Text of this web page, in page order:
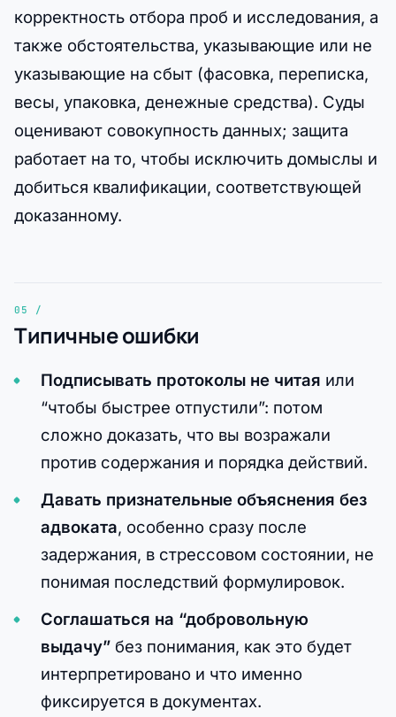
корректность отбора проб и исследования, а
также обстоятельства, указывающие или не
указывающие на сбыт (фасовка, переписка,
весы, упаковка, денежные средства). Суды
оценивают совокупность данных; защита
работает на то, чтобы исключить домыслы и
добиться квалификации, соответствующей
доказанному.
Типичные ошибки
Подписывать протоколы не читая или
“чтобы быстрее отпустили”: потом
сложно доказать, что вы возражали
против содержания и порядка действий.
Давать признательные объяснения без
адвоката, особенно сразу после
задержания, в стрессовом состоянии, не
понимая последствий формулировок.
Соглашаться на “добровольную
выдачу”без понимания, как это будет
интерпретировано и что именно
фиксируется в документах.